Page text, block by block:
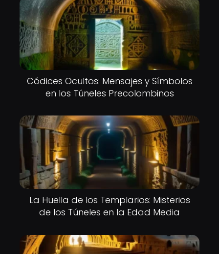
Códices Ocultos: Mensajes y Símbolos
en los Túneles Precolombinos
La Huella de los Templarios: Misterios
de los Túneles en la Edad Media